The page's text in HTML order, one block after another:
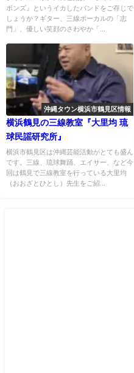
ボンズ』というイカしたバンドをご存じで
しょうか？ギター、三線ボーカルの「志
門」、優しい笑顔のさわやか「...
沖縄タウン横浜市鶴見区情報
横浜鶴見の三線教室『大里均 琉
球民謡研究所』
横浜市鶴見区は沖縄芸能活動がとても盛ん
です。三線、琉球舞踊、エイサー、など今
回は鶴見で三線教室を行っている大里均
（おおざとひとし）先生をご紹...